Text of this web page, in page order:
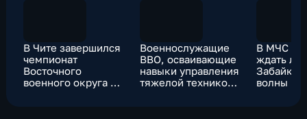
В Чите завершился
чемпионат
Восточного
военного округа по
Военнослужащие
ВВО, осваивающие
навыки управления
тяжелой техникой,
В МЧС
ждать ли
волны